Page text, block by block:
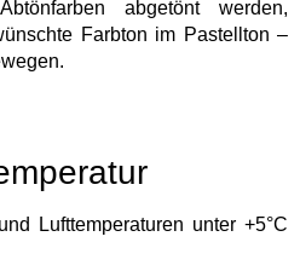
abgetönt werden,
Farbton im Pastellton –
Lufttemperaturen unter +5°C